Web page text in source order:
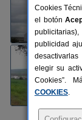
Cookies
el botón
publicidad
elegir su
Cookies”.
COOKIES.